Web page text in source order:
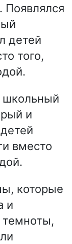
Появлялся
детей
того,
и
вместо
которые
и
темноты,